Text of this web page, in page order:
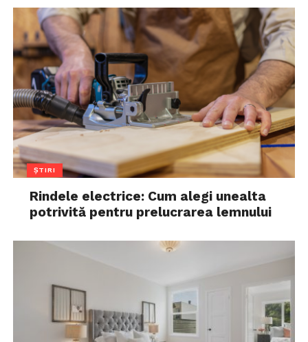
ȘTIRI
Rindele electrice: Cum alegi unealta
potrivită pentru prelucrarea lemnului